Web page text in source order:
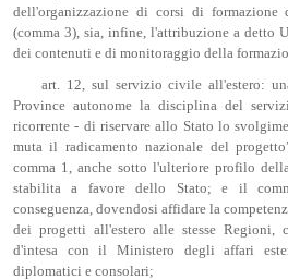
dell'organizzazione di corsi di formazione
(comma 3), sia, infine, l'attribuzione a
dei contenuti e di monitoraggio della
art. 12, sul servizio civile all'estero:
Province autonome la disciplina del
ricorrente - di riservare allo Stato lo
muta il radicamento nazionale del
comma 1, anche sotto l'ulteriore profilo
stabilita a favore dello Stato; e il
conseguenza, dovendosi affidare la
dei progetti all'estero alle stesse Regioni,
d'intesa con il Ministero degli affari
diplomatici e consolari;